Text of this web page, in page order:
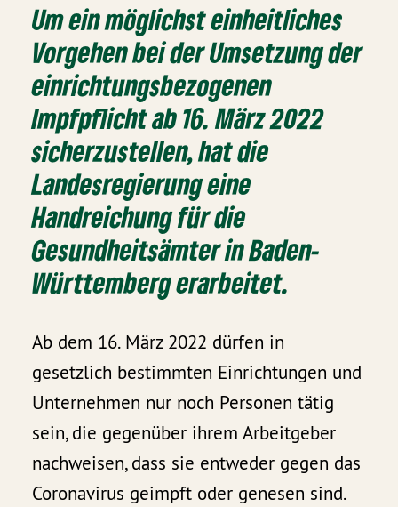
Um ein möglichst einheitliches
Vorgehen bei der Umsetzung der
einrichtungsbezogenen
Impfpflicht ab 16. März 2022
sicherzustellen, hat die
Landesregierung eine
Handreichung für die
Gesundheitsämter in Baden-
Württemberg erarbeitet.
Ab dem 16. März 2022 dürfen in
gesetzlich bestimmten Einrichtungen und
Unternehmen nur noch Personen tätig
sein, die gegenüber ihrem Arbeitgeber
nachweisen, dass sie entweder gegen das
Coronavirus geimpft oder genesen sind.